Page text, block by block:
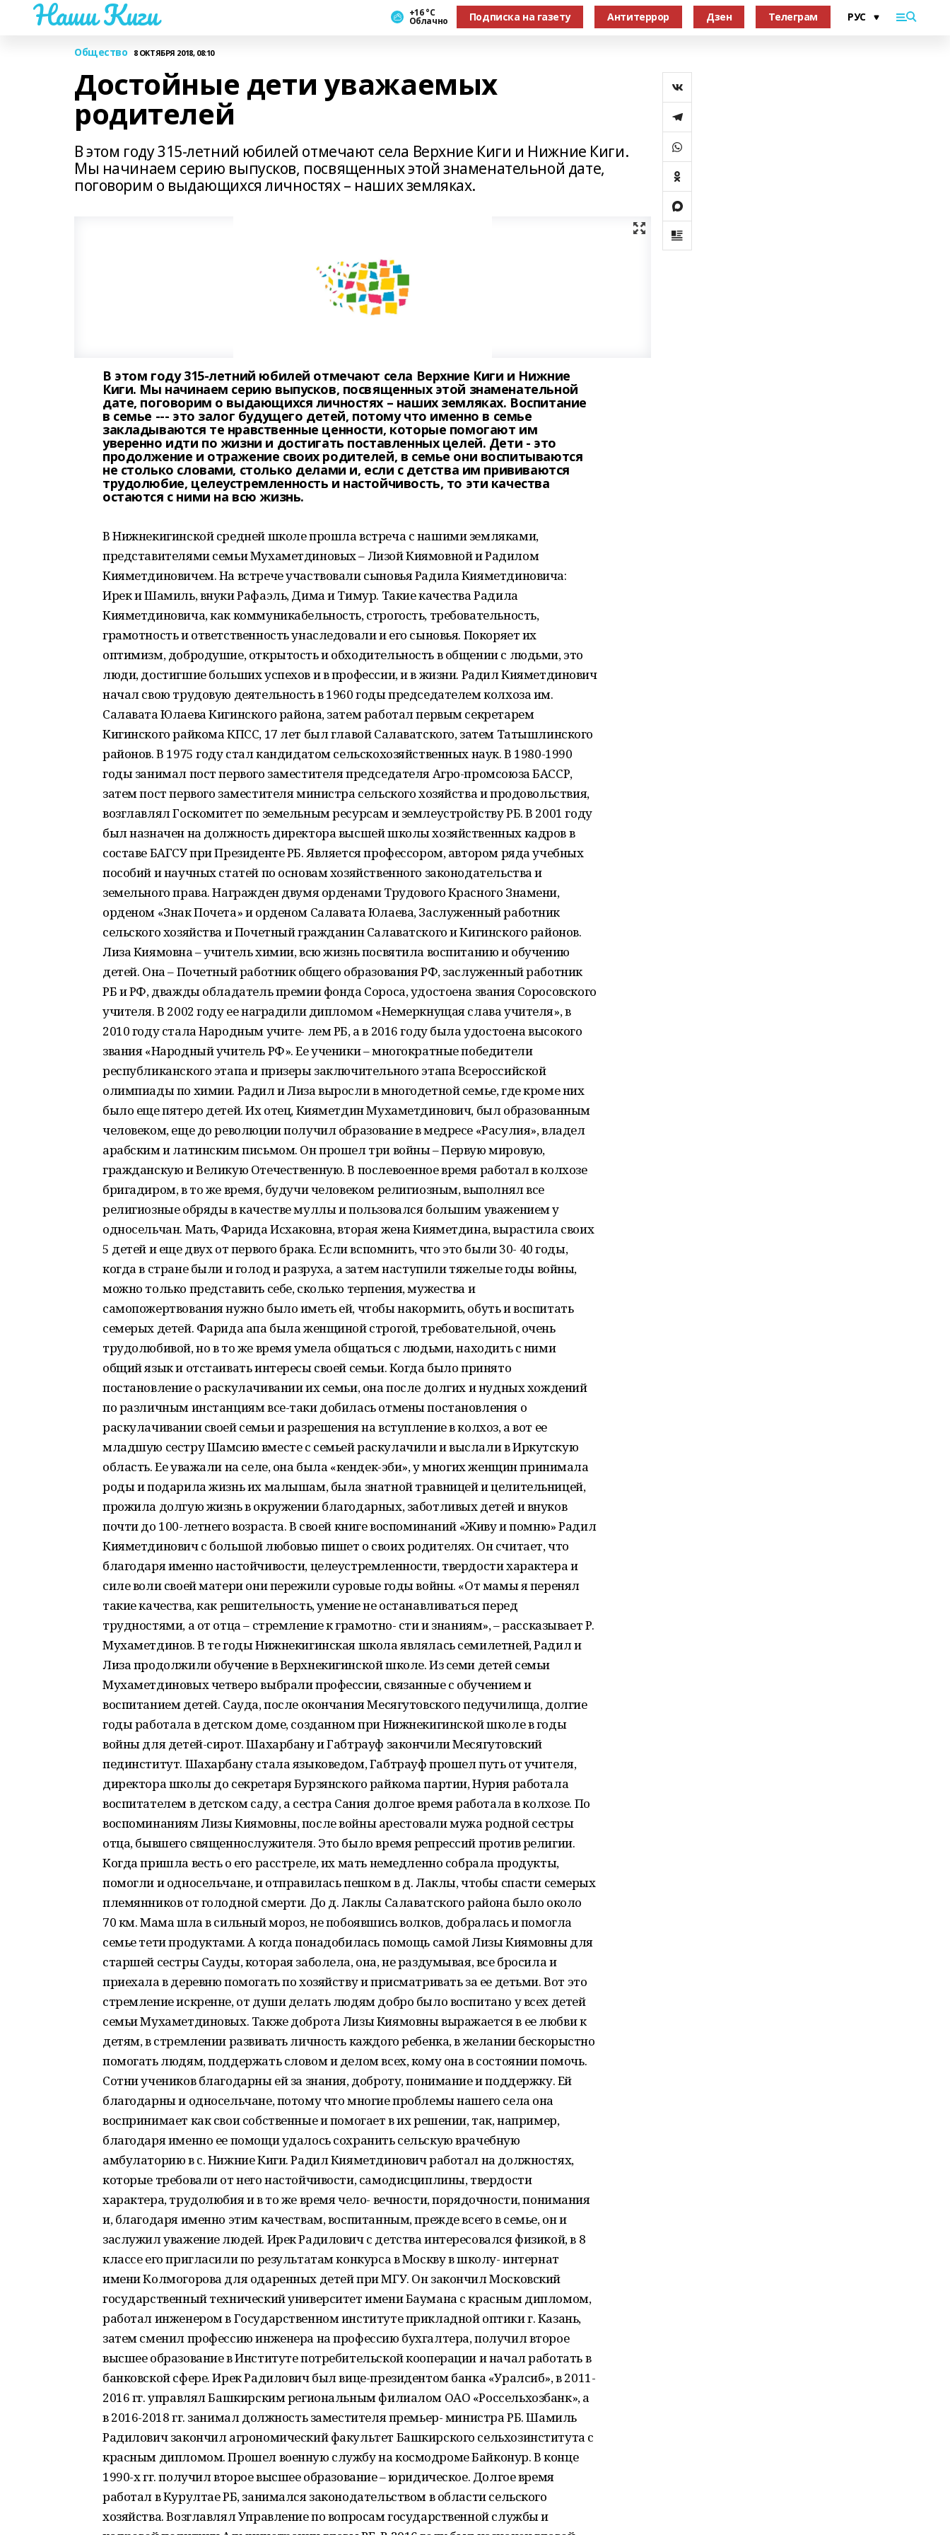
Наши Киги +16 °С
Облачно Подписка на газету Антитеррор Дзен Телеграм
Общество 8 ОКТЯБРЯ 2018, 08:10
Достойные дети уважаемых
родителей
В этом году 315-летний юбилей отмечают села Верхние Киги и Нижние Киги.
Мы начинаем серию выпусков, посвященных этой знаменательной дате,
поговорим о выдающихся личностях – наших земляках.
В этом году 315-летний юбилей отмечают села Верхние Киги и Нижние
Киги. Мы начинаем серию выпусков, посвященных этой знаменательной
дате, поговорим о выдающихся личностях – наших земляках. Воспитание
в семье --- это залог будущего детей, потому что именно в семье
закладываются те нравственные ценности, которые помогают им
уверенно идти по жизни и достигать поставленных целей. Дети - это
продолжение и отражение своих родителей, в семье они воспитываются
не столько словами, столько делами и, если с детства им прививаются
трудолюбие, целеустремленность и настойчивость, то эти качества
остаются с ними на всю жизнь.
В Нижнекигинской средней школе прошла встреча с нашими земляками,
представителями семьи Мухаметдиновых – Лизой Киямовной и Радилом
Кияметдиновичем. На встрече участвовали сыновья Радила Кияметдиновича:
Ирек и Шамиль, внуки Рафаэль, Дима и Тимур. Такие качества Радила
Кияметдиновича, как коммуникабельность, строгость, требовательность,
грамотность и ответственность унаследовали и его сыновья. Покоряет их
оптимизм, добродушие, открытость и обходительность в общении с людьми, это
люди, достигшие больших успехов и в профессии, и в жизни. Радил Кияметдинович
начал свою трудовую деятельность в 1960 годы председателем колхоза им.
Салавата Юлаева Кигинского района, затем работал первым секретарем
Кигинского райкома КПСС, 17 лет был главой Салаватского, затем Татышлинского
районов. В 1975 году стал кандидатом сельскохозяйственных наук. В 1980-1990
годы занимал пост первого заместителя председателя Агро-промсоюза БАССР,
затем пост первого заместителя министра сельского хозяйства и продовольствия,
возглавлял Госкомитет по земельным ресурсам и землеустройству РБ. В 2001 году
был назначен на должность директора высшей школы хозяйственных кадров в
составе БАГСУ при Президенте РБ. Является профессором, автором ряда учебных
пособий и научных статей по основам хозяйственного законодательства и
земельного права. Награжден двумя орденами Трудового Красного Знамени,
орденом «Знак Почета» и орденом Салавата Юлаева, Заслуженный работник
сельского хозяйства и Почетный гражданин Салаватского и Кигинского районов.
Лиза Киямовна – учитель химии, всю жизнь посвятила воспитанию и обучению
детей. Она – Почетный работник общего образования РФ, заслуженный работник
РБ и РФ, дважды обладатель премии фонда Сороса, удостоена звания Соросовского
учителя. В 2002 году ее наградили дипломом «Немеркнущая слава учителя», в
2010 году стала Народным учите- лем РБ, а в 2016 году была удостоена высокого
звания «Народный учитель РФ». Ее ученики – многократные победители
республиканского этапа и призеры заключительного этапа Всероссийской
олимпиады по химии. Радил и Лиза выросли в многодетной семье, где кроме них
было еще пятеро детей. Их отец, Кияметдин Мухаметдинович, был образованным
человеком, еще до революции получил образование в медресе «Расулия», владел
арабским и латинским письмом. Он прошел три войны – Первую мировую,
гражданскую и Великую Отечественную. В послевоенное время работал в колхозе
бригадиром, в то же время, будучи человеком религиозным, выполнял все
религиозные обряды в качестве муллы и пользовался большим уважением у
односельчан. Мать, Фарида Исхаковна, вторая жена Кияметдина, вырастила своих
5 детей и еще двух от первого брака. Если вспомнить, что это были 30- 40 годы,
когда в стране были и голод и разруха, а затем наступили тяжелые годы войны,
можно только представить себе, сколько терпения, мужества и
самопожертвования нужно было иметь ей, чтобы накормить, обуть и воспитать
семерых детей. Фарида апа была женщиной строгой, требовательной, очень
трудолюбивой, но в то же время умела общаться с людьми, находить с ними
общий язык и отстаивать интересы своей семьи. Когда было принято
постановление о раскулачивании их семьи, она после долгих и нудных хождений
по различным инстанциям все-таки добилась отмены постановления о
раскулачивании своей семьи и разрешения на вступление в колхоз, а вот ее
младшую сестру Шамсию вместе с семьей раскулачили и выслали в Иркутскую
область. Ее уважали на селе, она была «кендек-эби», у многих женщин принимала
роды и подарила жизнь их малышам, была знатной травницей и целительницей,
прожила долгую жизнь в окружении благодарных, заботливых детей и внуков
почти до 100-летнего возраста. В своей книге воспоминаний «Живу и помню» Радил
Кияметдинович с большой любовью пишет о своих родителях. Он считает, что
благодаря именно настойчивости, целеустремленности, твердости характера и
силе воли своей матери они пережили суровые годы войны. «От мамы я перенял
такие качества, как решительность, умение не останавливаться перед
трудностями, а от отца – стремление к грамотно- сти и знаниям», – рассказывает Р.
Мухаметдинов. В те годы Нижнекигинская школа являлась семилетней, Радил и
Лиза продолжили обучение в Верхнекигинской школе. Из семи детей семьи
Мухаметдиновых четверо выбрали профессии, связанные с обучением и
воспитанием детей. Сауда, после окончания Месягутовского педучилища, долгие
годы работала в детском доме, созданном при Нижнекигинской школе в годы
войны для детей-сирот. Шахарбану и Габтрауф закончили Месягутовский
пединститут. Шахарбану стала языковедом, Габтрауф прошел путь от учителя,
директора школы до секретаря Бурзянского райкома партии, Нурия работала
воспитателем в детском саду, а сестра Сания долгое время работала в колхозе. По
воспоминаниям Лизы Киямовны, после войны арестовали мужа родной сестры
отца, бывшего священнослужителя. Это было время репрессий против религии.
Когда пришла весть о его расстреле, их мать немедленно собрала продукты,
помогли и односельчане, и отправилась пешком в д. Лаклы, чтобы спасти семерых
племянников от голодной смерти. До д. Лаклы Салаватского района было около
70 км. Мама шла в сильный мороз, не побоявшись волков, добралась и помогла
семье тети продуктами. А когда понадобилась помощь самой Лизы Киямовны для
старшей сестры Сауды, которая заболела, она, не раздумывая, все бросила и
приехала в деревню помогать по хозяйству и присматривать за ее детьми. Вот это
стремление искренне, от души делать людям добро было воспитано у всех детей
семьи Мухаметдиновых. Также доброта Лизы Киямовны выражается в ее любви к
детям, в стремлении развивать личность каждого ребенка, в желании бескорыстно
помогать людям, поддержать словом и делом всех, кому она в состоянии помочь.
Сотни учеников благодарны ей за знания, доброту, понимание и поддержку. Ей
благодарны и односельчане, потому что многие проблемы нашего села она
воспринимает как свои собственные и помогает в их решении, так, например,
благодаря именно ее помощи удалось сохранить сельскую врачебную
амбулаторию в с. Нижние Киги. Радил Кияметдинович работал на должностях,
которые требовали от него настойчивости, самодисциплины, твердости
характера, трудолюбия и в то же время чело- вечности, порядочности, понимания
и, благодаря именно этим качествам, воспитанным, прежде всего в семье, он и
заслужил уважение людей. Ирек Радилович с детства интересовался физикой, в 8
классе его пригласили по результатам конкурса в Москву в школу- интернат
имени Колмогорова для одаренных детей при МГУ. Он закончил Московский
государственный технический университет имени Баумана с красным дипломом,
работал инженером в Государственном институте прикладной оптики г. Казань,
затем сменил профессию инженера на профессию бухгалтера, получил второе
высшее образование в Институте потребительской кооперации и начал работать в
банковской сфере. Ирек Радилович был вице-президентом банка «Уралсиб», в 2011-
2016 гг. управлял Башкирским региональным филиалом ОАО «Россельхозбанк», а
в 2016-2018 гг. занимал должность заместителя премьер- министра РБ. Шамиль
Радилович закончил агрономический факультет Башкирского сельхозинститута с
красным дипломом. Прошел военную службу на космодроме Байконур. В конце
1990-х гг. получил второе высшее образование – юридическое. Долгое время
работал в Курултае РБ, занимался законодательством в области сельского
хозяйства. Возглавлял Управление по вопросам государственной службы и